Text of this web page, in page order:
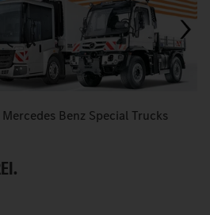
Benz Special Trucks